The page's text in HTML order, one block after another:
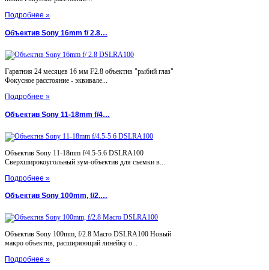
Подробнее »
Объектив Sony 16mm f/ 2.8…
Гаратния 24 месяцев 16 мм F2.8 объектив "рыбий глаз"
Фокусное расстояние - эквивале...
Подробнее »
Объектив Sony 11-18mm f/4…
Объектив Sony 11-18mm f/4.5-5.6 DSLRA100
Сверхширокоугольный зум-объектив для съемки в...
Подробнее »
Объектив Sony 100mm, f/2.…
Объектив Sony 100mm, f/2.8 Macro DSLRA100 Новый
макро объектив, расширяющий линейку о...
Подробнее »